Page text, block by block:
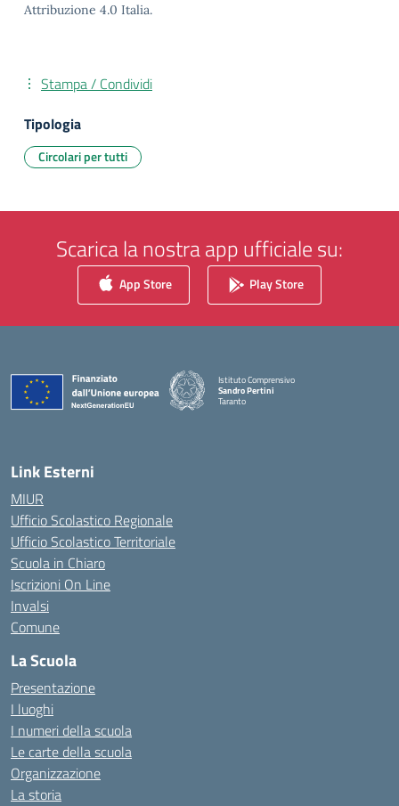
Attribuzione 4.0 Italia.
Stampa / Condividi
Tipologia
Circolari per tutti
Scarica la nostra app ufficiale su:
App Store Play Store
Istituto Comprensivo
Sandro Pertini
Taranto
Link Esterni
MIUR
Ufficio Scolastico Regionale
Ufficio Scolastico Territoriale
Scuola in Chiaro
Iscrizioni On Line
Invalsi
Comune
La Scuola
Presentazione
I luoghi
I numeri della scuola
Le carte della scuola
Organizzazione
La storia